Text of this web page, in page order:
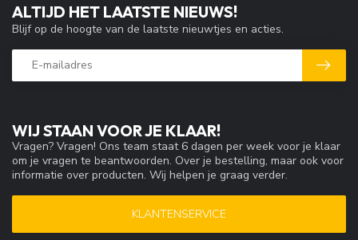
WIJ STAAN VOOR JE KLAAR!
Vragen? Vragen! Ons team staat 6 dagen per week voor je klaar
om je vragen te beantwoorden. Over je bestelling, maar ook voor
informatie over producten. Wij helpen je graag verder.
KLANTENSERVICE
ALTIJD HET LAATSTE NIEUWS!
Blijf op de hoogte van de laatste nieuwtjes en acties.